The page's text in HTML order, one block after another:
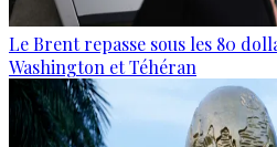
Le Brent repasse sous les 80
Washington et Téhéran